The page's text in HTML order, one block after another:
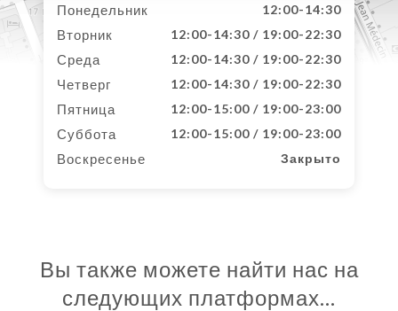
Понедельник 12:00-14:30
Вторник 12:00-14:30 / 19:00-22:30
Среда 12:00-14:30 / 19:00-22:30
Четверг 12:00-14:30 / 19:00-22:30
Пятница 12:00-15:00 / 19:00-23:00
Суббота 12:00-15:00 / 19:00-23:00
Воскресенье Закрыто
Вы также можете найти нас на
следующих платформах…